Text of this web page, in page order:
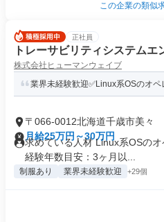
この企業の類似
正社員
トレーサビリティシステムエ
株式会社ヒューマンウェイブ
業界未経験歓迎✅Linux系OSのオ
〒066-0012北海道千歳市美々
月給25万円～30万円
求めている人材 Linux系OSの
経験年数目安：3ヶ月以...
制服あり 業界未経験歓迎 +29個